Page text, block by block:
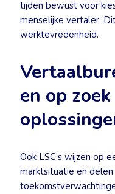
tijden bewust voor
menselijke vertaler.
werktevredenheid.
en op
Ook LSC’s wijzen op
marktsituatie en